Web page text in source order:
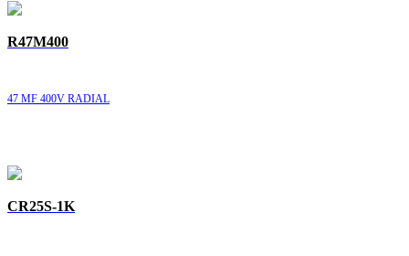
R47M400
47 MF 400V RADIAL
CR25S-1K